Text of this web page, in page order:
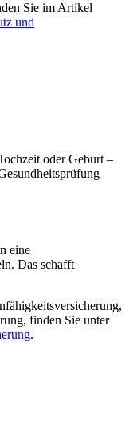
Sie im Artikel
und
oder Geburt –
eine
Das schafft
finden Sie unter
.